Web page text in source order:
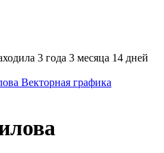
3 года 3 месяца 14 дней